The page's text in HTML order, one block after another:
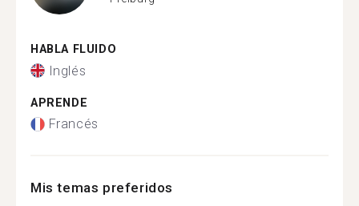
HABLA FLUIDO
Inglés
APRENDE
Francés
Mis temas preferidos